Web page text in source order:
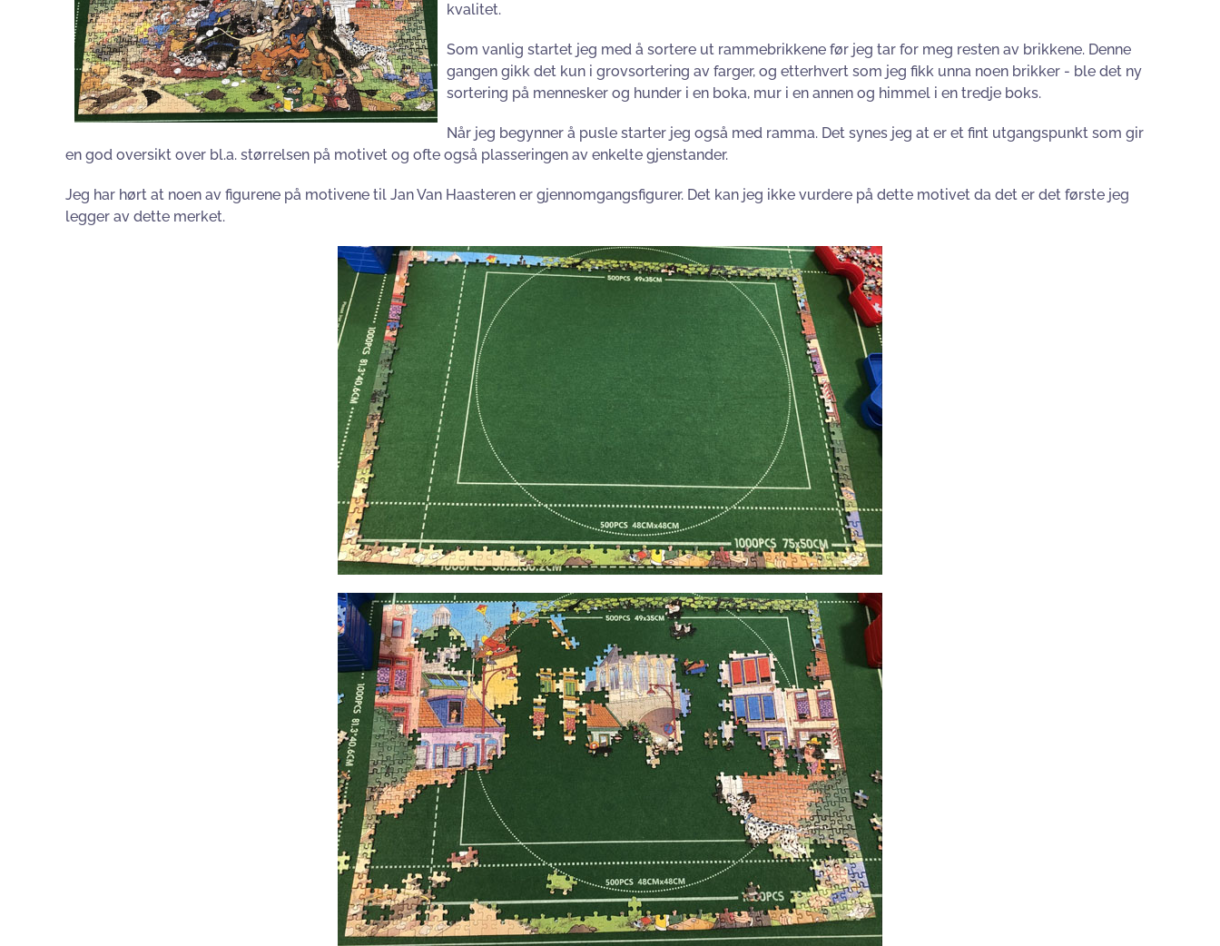
kvalitet.
Som vanlig startet jeg med å sortere ut rammebrikkene før jeg tar for meg resten av brikkene. Denne
gangen gikk det kun i grovsortering av farger, og etterhvert som jeg fikk unna noen brikker - ble det ny
sortering på mennesker og hunder i en boka, mur i en annen og himmel i en tredje boks.
Når jeg begynner å pusle starter jeg også med ramma. Det synes jeg at er et fint utgangspunkt som gir
en god oversikt over bl.a. størrelsen på motivet og ofte også plasseringen av enkelte gjenstander.
Jeg har hørt at noen av figurene på motivene til Jan Van Haasteren er gjennomgangsfigurer. Det kan jeg ikke vurdere på dette motivet da det er det første jeg
legger av dette merket.